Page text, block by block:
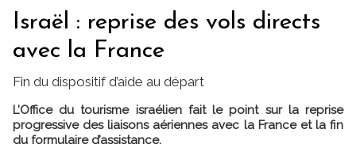
Israël : reprise des vols directs
avec la France
Fin du dispositif d’aide au départ
L’Office du tourisme israélien fait le point sur la reprise
progressive des liaisons aériennes avec la France et la fin
du formulaire d’assistance.